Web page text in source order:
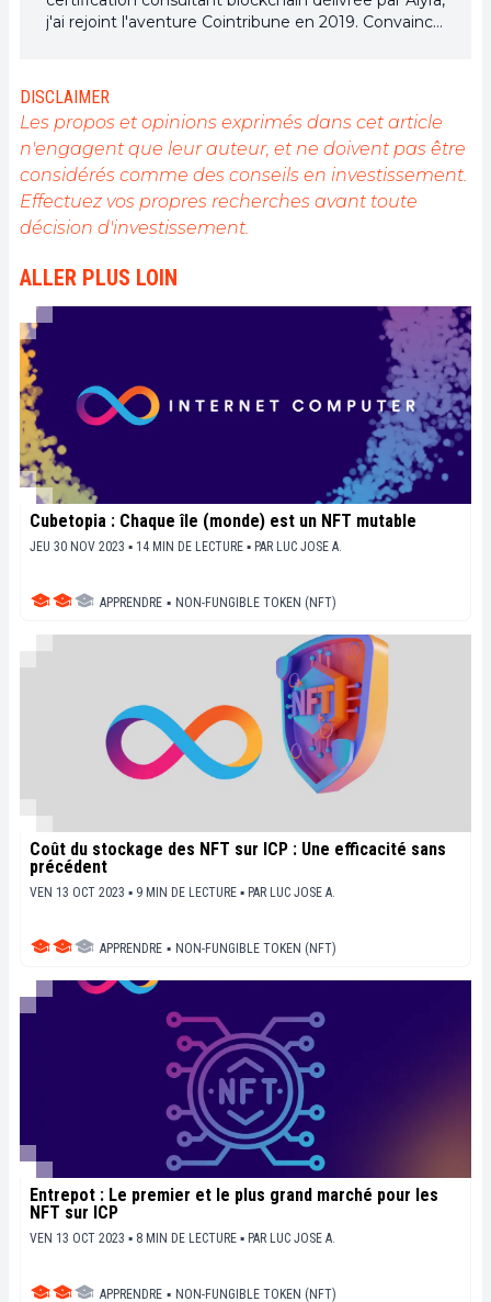
j'ai rejoint l'aventure Cointribune en 2019. Convaincu
l'engagement de sensibiliser et d'informer le grand
public sur cet écosystème en constante évolution.
Mon objectif est de permettre à chacun de mieux
comprendre la blockchain et de saisir les
opportunités qu'elle offre. Je m'efforce chaque jour
de fournir une analyse objective de l'actualité, de
décrypter les tendances du marché, de relayer les
sociétaux de cette révolution en marche.
DISCLAIMER
Les propos et opinions exprimés dans cet article
n'engagent que leur auteur, et ne doivent pas être
considérés comme des conseils en investissement.
Effectuez vos propres recherches avant toute
décision d'investissement.
ALLER PLUS LOIN
Cubetopia : Chaque île (monde) est un NFT mutable
JEU 30 NOV 2023 ▪ 14 MIN DE LECTURE ▪ PAR LUC JOSE A.
APPRENDRE ▪ NON-FUNGIBLE TOKEN (NFT)
Coût du stockage des NFT sur ICP : Une efficacité sans
précédent
VEN 13 OCT 2023 ▪ 9 MIN DE LECTURE ▪ PAR LUC JOSE A.
APPRENDRE ▪ NON-FUNGIBLE TOKEN (NFT)
Entrepot : Le premier et le plus grand marché pour les
NFT sur ICP
VEN 13 OCT 2023 ▪ 8 MIN DE LECTURE ▪ PAR LUC JOSE A.
APPRENDRE ▪ NON-FUNGIBLE TOKEN (NFT)